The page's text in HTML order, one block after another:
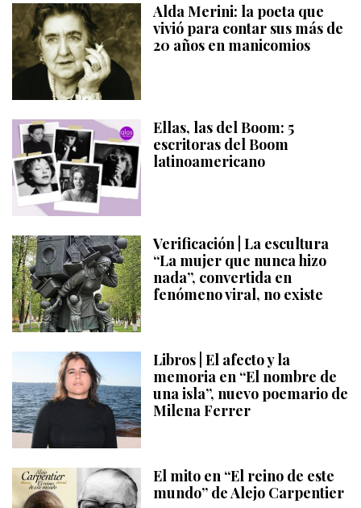
Alda Merini: la poeta que
vivió para contar sus más de
20 años en manicomios
Ellas, las del Boom: 5
escritoras del Boom
latinoamericano
Verificación | La escultura
“La mujer que nunca hizo
nada”, convertida en
fenómeno viral, no existe
Libros | El afecto y la
memoria en “El nombre de
una isla”, nuevo poemario de
Milena Ferrer
El mito en “El reino de este
mundo” de Alejo Carpentier